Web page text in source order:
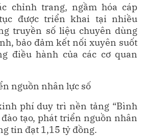
chỉnh trang, ngầm hóa cáp
được triển khai tại nhiều
truyền số liệu chuyên dùng
bảo đảm kết nối xuyên suốt
điều hành của các cơ quan
nguồn nhân lực số
phí duy trì nền tảng “Bình
đào tạo, phát triển nguồn nhân
tin đạt 1,15 tỷ đồng.